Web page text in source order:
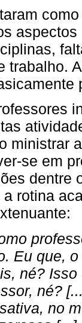
trabalho.
ministrar
se em
dentre
rotina
Eu que,
né?
né?
no